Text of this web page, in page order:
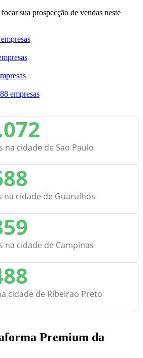
sua prospecção de vendas neste
empresas
na cidade de Sao Paulo
na cidade de Guarulhos
na cidade de Campinas
cidade de Ribeirao Preto
Premium da